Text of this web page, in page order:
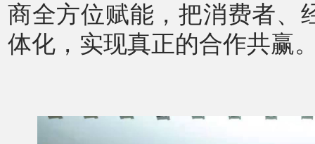
商全方位赋能，把消费者、
体化，实现真正的合作共赢